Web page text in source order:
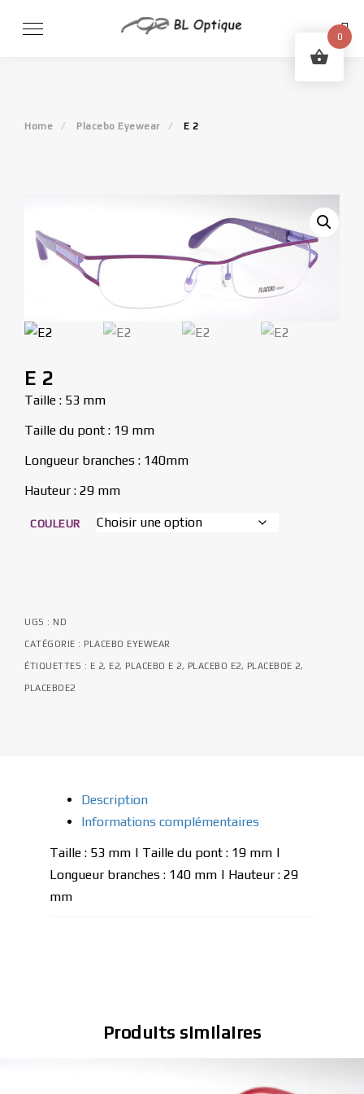
Home Placebo Eyewear E 2
E 2
Taille : 53 mm
Taille du pont : 19 mm
Longueur branches : 140mm
Hauteur : 29 mm
COULEUR
UGS : ND
CATÉGORIE : PLACEBO EYEWEAR
ÉTIQUETTES : E 2, E2, PLACEBO E 2, PLACEBO E2, PLACEBOE 2,
PLACEBOE2
Description
Informations complémentaires
Taille : 53 mm | Taille du pont : 19 mm |
Longueur branches : 140 mm | Hauteur : 29
mm
Produits similaires
0